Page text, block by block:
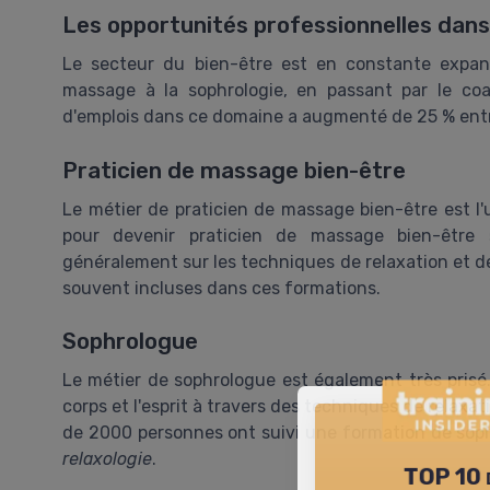
Les opportunités professionnelles
Le secteur du bien-être est en constante
massage à la sophrologie, en passant par le
d'emplois dans ce domaine a augmenté de 25 %
Praticien de massage bien-être
Le métier de praticien de massage bien-être est
pour devenir praticien de massage bien-
généralement sur les techniques de relaxation et
souvent incluses dans ces formations.
Sophrologue
Le métier de sophrologue est également très
corps et l'esprit à travers des techniques de
de 2000 personnes ont suivi une formation de
relaxologie.
TOP 10